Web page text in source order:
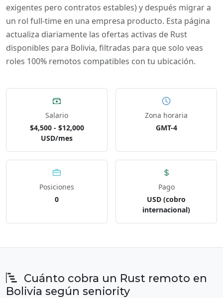
exigentes pero contratos estables) y después migrar a
un rol full-time en una empresa producto. Esta página
actualiza diariamente las ofertas activas de Rust
disponibles para Bolivia, filtradas para que solo veas
roles 100% remotos compatibles con tu ubicación.
Salario
$4,500 - $12,000
USD/mes
Zona horaria
GMT-4
Posiciones
0
Pago
USD (cobro
internacional)
Cuánto cobra un Rust remoto en
Bolivia según seniority